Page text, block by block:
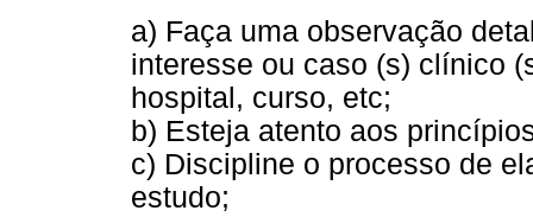
a) Faça uma observação
interesse ou caso (s) clínico
hospital, curso, etc;
b) Esteja atento aos
c) Discipline o processo de
estudo;